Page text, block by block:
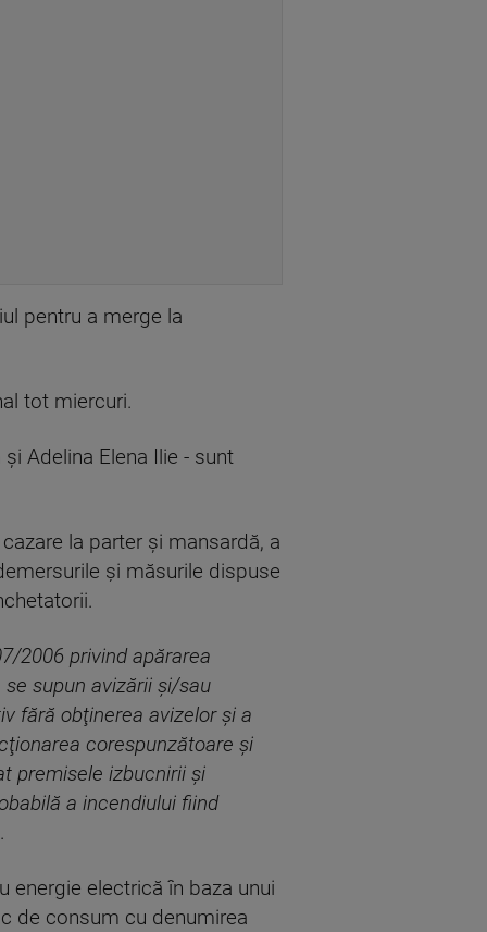
pentru a merge la
tot miercuri.
Adelina Elena Ilie - sunt
la parter şi mansardă, a
şi măsurile dispuse
2006 privind apărarea
supun avizării şi/sau
fără obţinerea avizelor şi a
corespunzătoare şi
premisele izbucnirii şi
a incendiului fiind
energie electrică în baza unui
de consum cu denumirea